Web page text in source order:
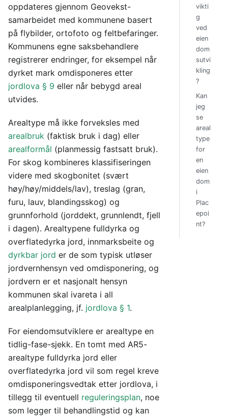
oppdateres gjennom Geovekst-
samarbeidet med kommunene basert
på flybilder, ortofoto og feltbefaringer.
Kommunens egne saksbehandlere
registrerer endringer, for eksempel når
dyrket mark omdisponeres etter
jordlova § 9 eller når bebygd areal
utvides.
Arealtype må ikke forveksles med
arealbruk (faktisk bruk i dag) eller
arealformål (planmessig fastsatt bruk).
For skog kombineres klassifiseringen
videre med skogbonitet (svært
høy/høy/middels/lav), treslag (gran,
furu, lauv, blandingsskog) og
grunnforhold (jorddekt, grunnlendt, fjell
i dagen). Arealtypene fulldyrka og
overflatedyrka jord, innmarksbeite og
dyrkbar jord er de som typisk utløser
jordvernhensyn ved omdisponering, og
jordvern er et nasjonalt hensyn
kommunen skal ivareta i all
arealplanlegging, jf. jordlova § 1.
For eiendomsutviklere er arealtype en
tidlig-fase-sjekk. En tomt med AR5-
arealtype fulldyrka jord eller
overflatedyrka jord vil som regel kreve
omdisponeringsvedtak etter jordlova, i
tillegg til eventuell reguleringsplan, noe
som legger til behandlingstid og kan
vikti
g
ved
eien
dom
sutvi
kling
?
Kan
jeg
se
areal
type
for
en
eien
dom
i
Plac
epoi
nt?